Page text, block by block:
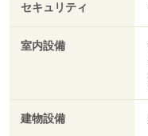
セキュリティ
室内設備
建物設備